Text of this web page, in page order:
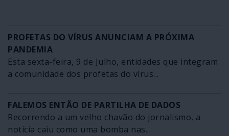
PROFETAS DO VÍRUS ANUNCIAM A PRÓXIMA
PANDEMIA
Esta sexta-feira, 9 de Julho, entidades que integram
a comunidade dos profetas do vírus...
FALEMOS ENTÃO DE PARTILHA DE DADOS
Recorrendo a um velho chavão do jornalismo, a
notícia caiu como uma bomba nas...